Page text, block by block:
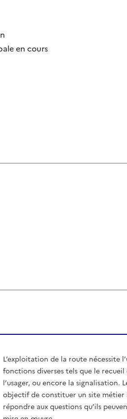
en cours
L’exploitation de la route nécessite
fonctions diverses tels que le
l’usager, ou encore la signalisation.
objectif de constituer un site métier
répondre aux questions qu’ils